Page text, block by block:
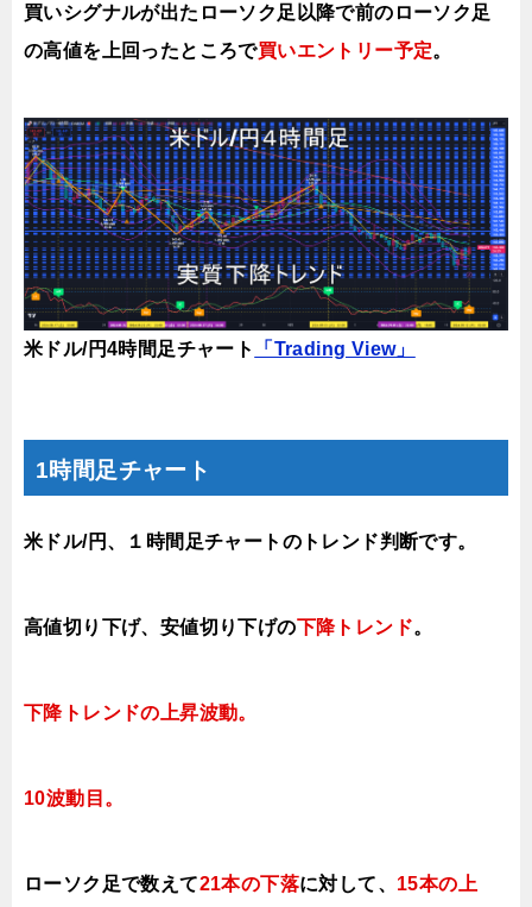
買いシグナルが出たローソク足以降で前のローソク足
の高値を上 回ったところで買いエントリー予定。
米ドル/円4時間足チャート 「Trading View」
1時間足チャート
米ドル/円、１時間足チャートのトレンド判断です。
高値切り下げ、安値切り下げの下降トレンド。
下降トレンドの上昇波動。
10波動目。
ローソク足で数えて21本の下落に対して、 15本の上